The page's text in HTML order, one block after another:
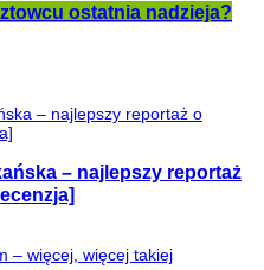
ostatnia nadzieja?
– najlepszy reportaż